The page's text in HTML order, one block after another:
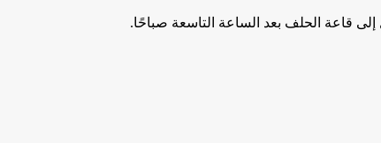
إلى قاعة الحلف بعد الساعة التاسعة صباحًا.